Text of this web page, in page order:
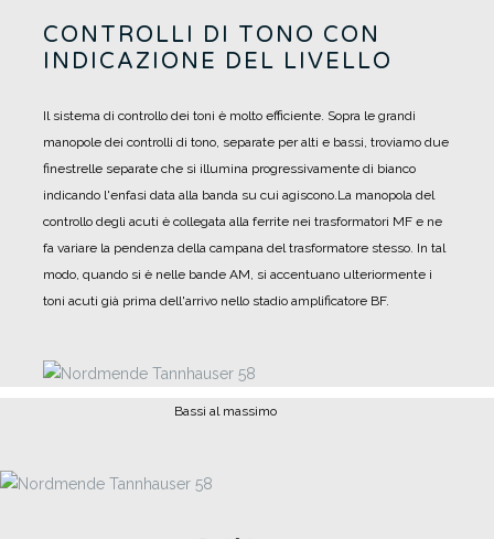
CONTROLLI DI TONO CON
INDICAZIONE DEL LIVELLO
Il sistema di controllo dei toni è molto efficiente. Sopra le grandi
manopole dei controlli di tono, separate per alti e bassi, troviamo due
finestrelle separate che si illumina progressivamente di bianco
indicando l'enfasi data alla banda su cui agiscono.La manopola del
controllo degli acuti è collegata alla ferrite nei trasformatori MF e ne
fa variare la pendenza della campana del trasformatore stesso. In tal
modo, quando si è nelle bande AM, si accentuano ulteriormente i
toni acuti già prima dell'arrivo nello stadio amplificatore BF.
Bassi al massimo